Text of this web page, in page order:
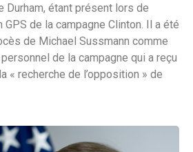
Durham, étant présent lors de
GPS de la campagne Clinton. Il a été
de Michael Sussmann comme
de la campagne qui a reçu
« recherche de l’opposition » de